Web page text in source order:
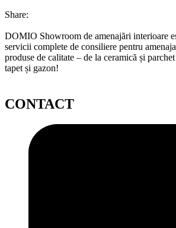
Share:
DOMIO Showroom de amenajări interioare
servicii complete de consiliere pentru
produse de calitate – de la ceramică și
tapet și gazon!
CONTACT